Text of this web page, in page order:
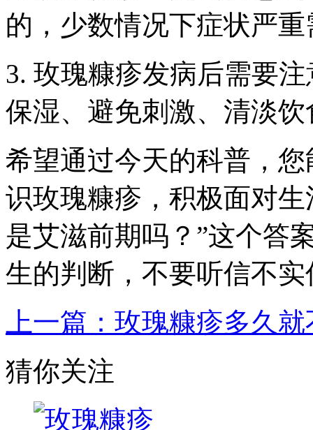
的，少数情况下症状严
3. 玫瑰糠疹发病后需要
保湿、避免刺激、清淡
希望通过今天的科普，
识玫瑰糠疹，积极面对
是艾滋前期吗？”这个答
生的判断，不要听信不
上一篇：玫瑰糠疹多久
猜你关注